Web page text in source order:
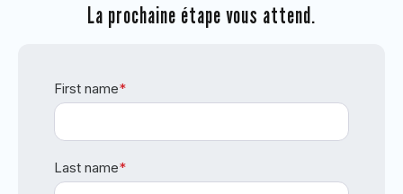
La prochaine étape vous attend.
First name*
Last name*